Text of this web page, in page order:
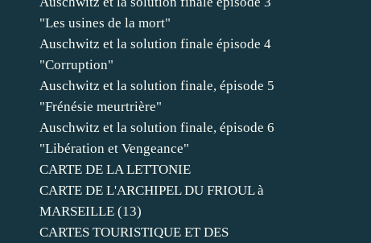
"Les usines de la mort"
Auschwitz et la solution finale épisode 4
"Corruption"
Auschwitz et la solution finale, épisode 5
"Frénésie meurtrière"
Auschwitz et la solution finale, épisode 6
"Libération et Vengeance"
CARTE DE LA LETTONIE
CARTE DE L'ARCHIPEL DU FRIOUL à
MARSEILLE (13)
CARTES TOURISTIQUE ET DES